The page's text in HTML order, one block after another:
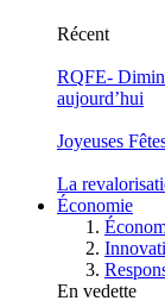
Récent
RQFE-
aujourd’hui
Joyeuses
La
Économie
En vedette